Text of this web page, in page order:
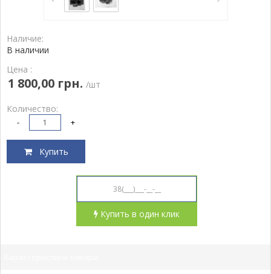
Наличие:
В наличии
Цена :
1 800,00 грн. /шт
Количество:
- +
Купить
Купить в один клик